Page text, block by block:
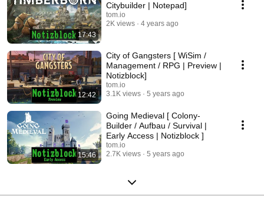
17:43
Citybuilder | Notepad]
tom.io
2K views
4 years ago
12:42
City of Gangsters [ WiSim /
Management / RPG | Preview |
Notizblock]
tom.io
3.1K views
5 years ago
15:46
Going Medieval [ Colony-
Builder / Aufbau / Survival |
Early Access | Notizblock ]
tom.io
2.7K views
5 years ago